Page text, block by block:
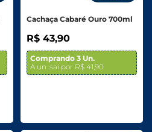
Cachaça Cabaré Ouro 700ml
R$ 43,90
Comprando 3 Un.
A un. sai por R$ 41,90